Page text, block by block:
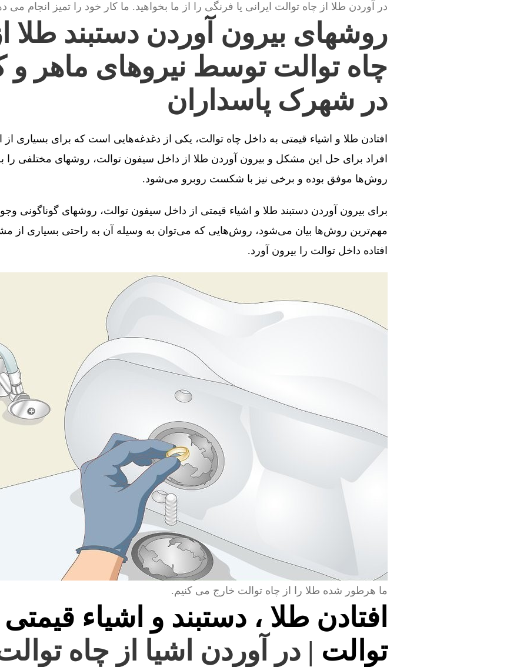
در آوردن طلا از چاه توالت ایرانی یا فرنگی را از ما بخواهید. ما کار خود را تمیز انجام می
روشهای بیرون آوردن دستبند طلا
چاه توالت توسط نیروهای ماهر و
در شهرک پاسداران
افتادن طلا و اشیاء قیمتی به داخل چاه توالت، یکی از دغدغه‌هایی است که برای بسیاری
افراد برای حل این مشکل و بیرون آوردن طلا از داخل سیفون توالت، روشهای مختلفی را
روش‌ها موفق بوده و برخی نیز با شکست روبرو می‌شود.
برای بیرون آوردن دستبند طلا و اشیاء قیمتی از داخل سیفون توالت، روشهای گوناگونی
مهم‌ترین روش‌ها بیان می‌شود، روش‌هایی که می‌توان به وسیله آن به راحتی بسیاری از
افتاده داخل توالت را بیرون آورد.
ما هرطور شده طلا را از چاه توالت خارج می کنیم.
افتادن طلا ، دستبند و اشیاء
توالت | در آوردن اشیا از چاه